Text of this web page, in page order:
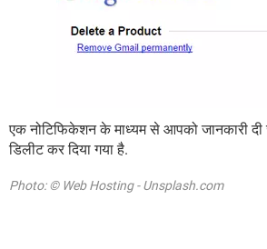
एक नोटिफिकेशन के माध्यम से आपको जानकारी
डिलीट कर दिया गया है.
Photo: © Web Hosting - Unsplash.com